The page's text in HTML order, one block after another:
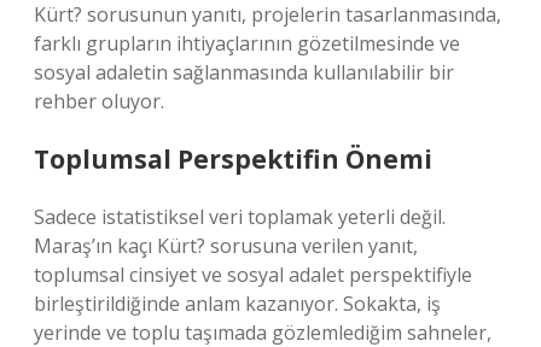
Kürt? sorusunun yanıtı, projelerin tasarlanmasında,
farklı grupların ihtiyaçlarının gözetilmesinde ve
sosyal adaletin sağlanmasında kullanılabilir bir
rehber oluyor.
Toplumsal Perspektifin Önemi
Sadece istatistiksel veri toplamak yeterli değil.
Maraş’ın kaçı Kürt? sorusuna verilen yanıt,
toplumsal cinsiyet ve sosyal adalet perspektifiyle
birleştirildiğinde anlam kazanıyor. Sokakta, iş
yerinde ve toplu taşımada gözlemlediğim sahneler,